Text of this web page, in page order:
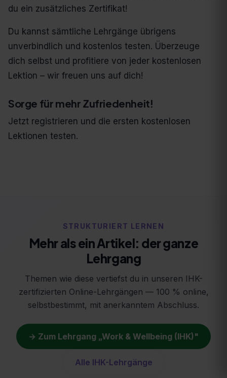
du ein zusätzliches Zertifikat!
Du kannst sämtliche Lehrgänge übrigens
unverbindlich und kostenlos testen. Überzeuge
dich selbst und profitiere von jeder kostenlosen
Lektion – wir freuen uns auf dich!
Sorge für mehr Zufriedenheit!​
Jetzt registrieren und die ersten kostenlosen
Lektionen testen.
STRUKTURIERT LERNEN
Mehr als ein Artikel: der ganze
Lehrgang
Themen wie diese vertiefst du in unseren IHK-
zertifizierten Online-Lehrgängen — 100 % online,
selbstbestimmt, mit anerkanntem Abschluss.
→ Zum Lehrgang „Work & Wellbeing (IHK) "
Alle IHK-Lehrgänge